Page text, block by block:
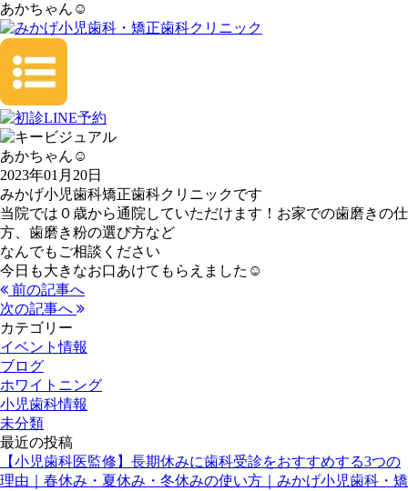
あかちゃん☺
あかちゃん☺
2023年01月20日
みかげ小児歯科矯正歯科クリニックです
当院では０歳から通院していただけます！お家での歯磨きの仕
方、歯磨き粉の選び方など
なんでもご相談ください
今日も大きなお口あけてもらえました☺
前の記事へ
次の記事へ
カテゴリー
イベント情報
ブログ
ホワイトニング
小児歯科情報
未分類
最近の投稿
【小児歯科医監修】長期休みに歯科受診をおすすめする3つの
理由｜春休み・夏休み・冬休みの使い方｜みかげ小児歯科・矯